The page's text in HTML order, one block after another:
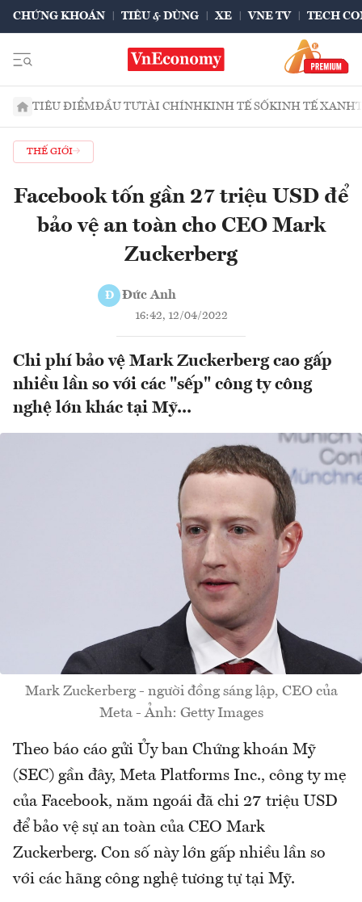
CHỨNG KHOÁN TIÊU & DÙNG XE VNE TV TECH
TIÊU ĐIỂMĐẦU TƯTÀI CHÍNHKINH TẾ SỐKINH TẾ XANH
THẾ GIỚI
Facebook tốn gần 27 triệu USD để
bảo vệ an toàn cho CEO Mark
Zuckerberg
Đ Đức Anh
16:42, 12/04/2022
Chi phí bảo vệ Mark Zuckerberg cao gấp
nhiều lần so với các "sếp" công ty công
nghệ lớn khác tại Mỹ...
Mark Zuckerberg - người đồng sáng lập, CEO của
Meta - Ảnh: Getty Images
Theo báo cáo gửi Ủy ban Chứng khoán Mỹ
(SEC) gần đây, Meta Platforms Inc., công ty mẹ
của Facebook, năm ngoái đã chi 27 triệu USD
để bảo vệ sự an toàn của CEO Mark
Zuckerberg. Con số này lớn gấp nhiều lần so
với các hãng công nghệ tương tự tại Mỹ.